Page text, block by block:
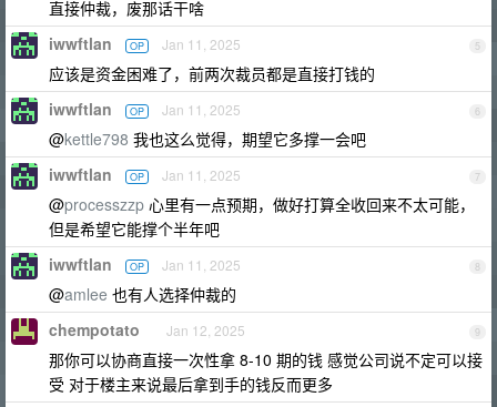
直接仲裁，废那话干啥
5
iwwftlan OP Jan 11, 2025
应该是资金困难了，前两次裁员都是直接打钱的
6
iwwftlan OP Jan 11, 2025
@kettle798 我也这么觉得，期望它多撑一会吧
7
iwwftlan OP Jan 11, 2025
@processzzp 心里有一点预期，做好打算全收回来不太可能，
但是希望它能撑个半年吧
8
iwwftlan OP Jan 11, 2025
@amlee 也有人选择仲裁的
9
chempotato Jan 12, 2025
那你可以协商直接一次性拿 8-10 期的钱 感觉公司说不定可以接
受 对于楼主来说最后拿到手的钱反而更多